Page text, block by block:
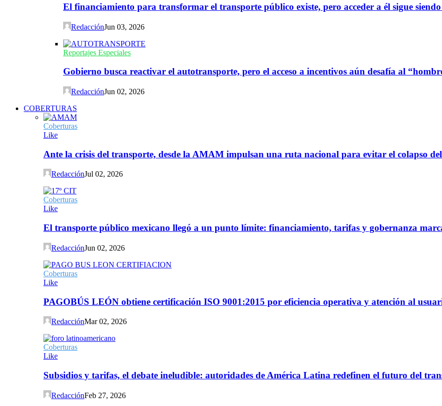
El financiamiento para transformar el transporte público existe, pero acceder a él sigue
RedacciónJun 03, 2026
Reportajes Especiales
Gobierno busca reactivar el autotransporte, pero el acceso a incentivos aún desafía al
RedacciónJun 02, 2026
COBERTURAS
Coberturas
Like
Ante la crisis del transporte, desde la AMAM impulsan una ruta nacional para evitar el colapso del
RedacciónJul 02, 2026
Coberturas
Like
El transporte público mexicano llegó a un punto límite: financiamiento, tarifas y gobernanza
RedacciónJun 02, 2026
Coberturas
Like
PAGOBÚS LEÓN obtiene certificación ISO 9001:2015 por eficiencia operativa y atención al
RedacciónMar 02, 2026
Coberturas
Like
Subsidios y tarifas, el debate ineludible: autoridades de América Latina redefinen el futuro del
RedacciónFeb 27, 2026